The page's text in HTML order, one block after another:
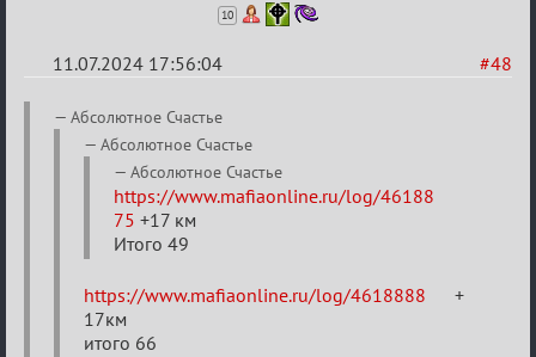
10
#48
11.07.2024 17:56:04
Re:
градусов
Бертозиму
Aбсолютное Счастье
Aбсолютное Счастье
Aбсолютное Счастье
https://www.mafiaonline.ru/log/46188
75 +17 км
Итого 49
https://www.mafiaonline.ru/log/4618888 +
17км
итого 66